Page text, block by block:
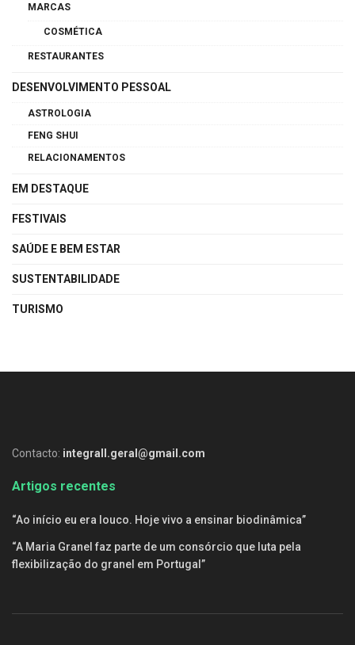
MARCAS
COSMÉTICA
RESTAURANTES
DESENVOLVIMENTO PESSOAL
ASTROLOGIA
FENG SHUI
RELACIONAMENTOS
EM DESTAQUE
FESTIVAIS
SAÚDE E BEM ESTAR
SUSTENTABILIDADE
TURISMO
Contacto: integrall.geral@gmail.com
Artigos recentes
“Ao início eu era louco. Hoje vivo a ensinar biodinâmica”
“A Maria Granel faz parte de um consórcio que luta pela
flexibilização do granel em Portugal”